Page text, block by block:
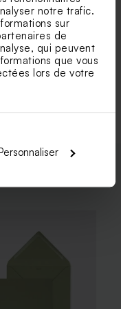
notre trafic.
sur
de
qui peuvent
que vous
lors de votre
mariage
et dorure
invitation